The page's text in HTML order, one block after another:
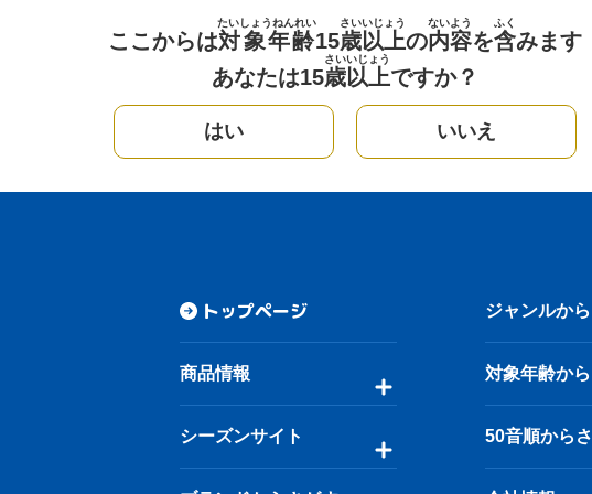
ここからは対象年齢
たいしょうねんれい
15歳
さい
以上
いじょう
の内容
ないよう
を含
ふく
みます
あなたは15歳
さい
以上
いじょう
ですか？
はい いいえ
トップページ
商品情報
シーズンサイト
ジャンルか
対象年齢か
50音順から